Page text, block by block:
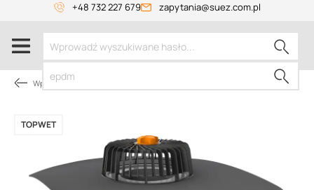
+48 732 227 679 zapytania@suez.com.pl
Wpusty TOPWET
TOPWET